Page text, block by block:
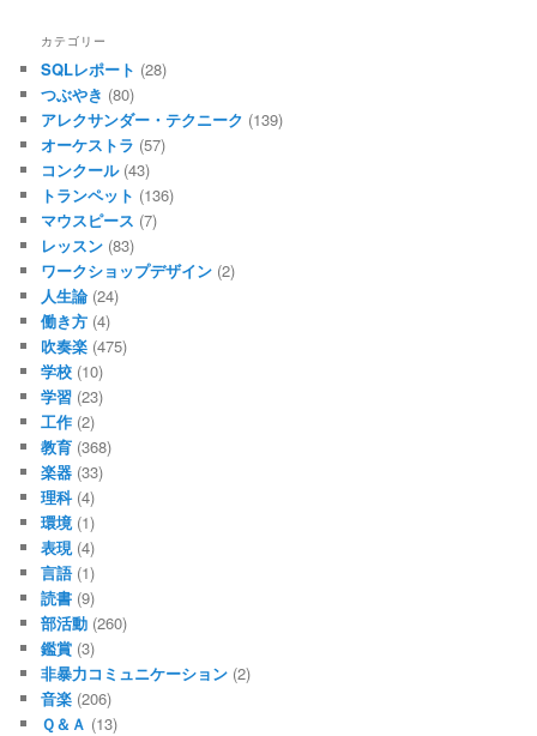
カテゴリー
SQLレポート (28)
つぶやき (80)
アレクサンダー・テクニーク (139)
オーケストラ (57)
コンクール(43)
トランペット (136)
マウスピース (7)
レッスン (83)
ワークショップデザイン (2)
人生論 (24)
働き方 (4)
吹奏楽 (475)
学校 (10)
学習 (23)
工作 (2)
教育 (368)
楽器 (33)
理科(4)
環境 (1)
表現 (4)
言語(1)
読書 (9)
部活動 (260)
鑑賞 (3)
非暴力コミュニケーション (2)
音楽 (206)
Ｑ＆Ａ (13)